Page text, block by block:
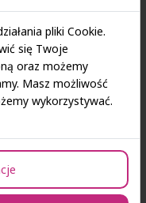
pliki Cookie.
się Twoje
oraz możemy
Masz możliwość
wykorzystywać.